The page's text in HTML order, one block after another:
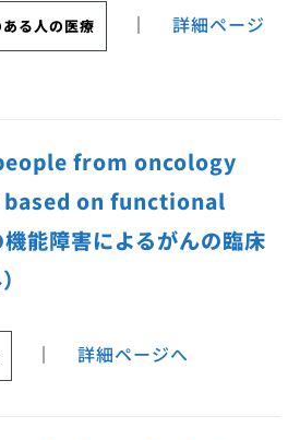
る人の医療 ｜ 詳細ページ
from oncology
on functional
能障害によるがんの臨床
｜ 詳細ページへ